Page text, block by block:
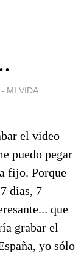
- MI VIDA
el video
puedo pegar
fijo. Porque
dias, 7
que
grabar el
yo sólo